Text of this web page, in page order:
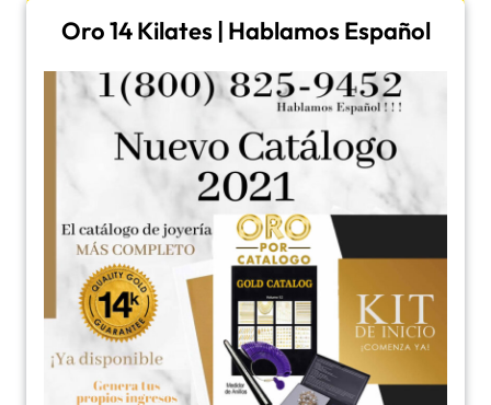
Oro 14 Kilates | Hablamos Español